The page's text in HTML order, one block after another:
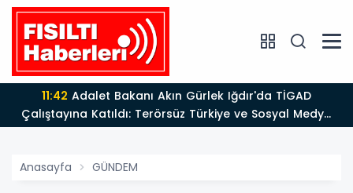
13:39BÖLGE MEDYASINDAN GÜÇLÜ ADIM: İŞ KADINI VE
SİYASETÇİ YASEMİN ÇOPUR TAŞ, TÜMORSİAD KADIN
KOLLARINDA!
Anasayfa GÜNDEM